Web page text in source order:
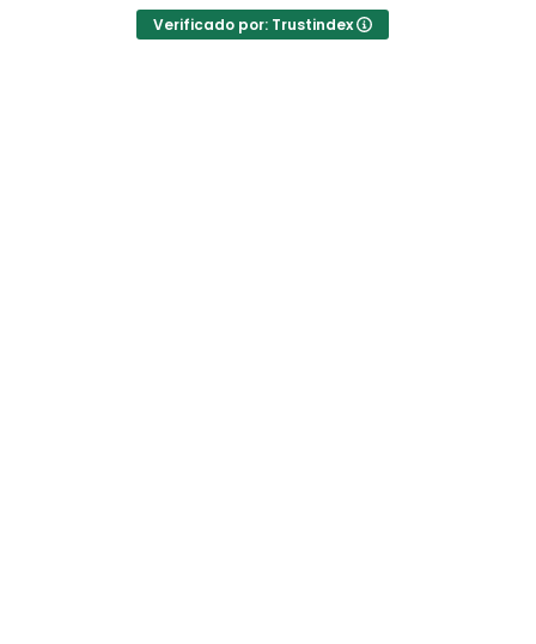
cuanto a la agencia,..súper agradecida a Mila
Verificado por: Trustindex